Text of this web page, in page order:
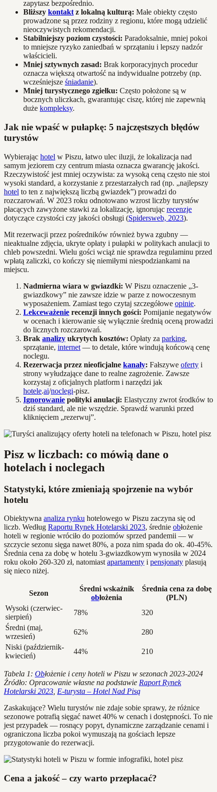
zapytasz bezpośrednio.
Bliższy kontakt z lokalną kulturą: Małe obiekty często
prowadzone są przez rodziny z regionu, które mogą udzielić
nieoczywistych rekomendacji.
Stabilniejszy poziom czystości: Paradoksalnie, mniej pokoi
to mniejsze ryzyko zaniedbań w sprzątaniu i lepszy nadzór
właścicieli.
Mniej sztywnych zasad: Brak korporacyjnych procedur
oznacza większą otwartość na indywidualne potrzeby (np.
wcześniejsze śniadanie).
Mniej turystycznego zgiełku: Często położone są w
bocznych uliczkach, gwarantując ciszę, której nie zapewnią
duże kompleksy.
Jak nie wpaść w pułapkę: 5 najczęstszych błędów
turystów
Wybierając hotel w Piszu, łatwo ulec iluzji, że lokalizacja nad
samym jeziorem czy centrum miasta oznacza gwarancję jakości.
Rzeczywistość jest mniej oczywista: za wysoką ceną często nie stoi
wysoki standard, a korzystanie z przestarzałych rad (np. „najlepszy
hotel to ten z największą liczbą gwiazdek”) prowadzi do
rozczarowań. W 2023 roku odnotowano wzrost liczby turystów
płacących zawyżone stawki za lokalizację, ignorując recenzje
dotyczące czystości czy jakości obsługi (Spidersweb, 2023).
Mit rezerwacji przez pośredników również bywa zgubny —
nieaktualne zdjęcia, ukryte opłaty i pułapki w politykach anulacji to
chleb powszedni. Wielu gości wciąż nie sprawdza regulaminu przed
wpłatą zaliczki, co kończy się niemiłymi niespodziankami na
miejscu.
Nadmierna wiara w gwiazdki: W Piszu oznaczenie „3-
gwiazdkowy” nie zawsze idzie w parze z nowoczesnym
wyposażeniem. Zamiast tego czytaj szczegółowe opinie.
Lekceważenie recenzji innych gości: Pomijanie negatywów
w ocenach i kierowanie się wyłącznie średnią oceną prowadzi
do licznych rozczarowań.
Brak analizy ukrytych kosztów: Opłaty za parking,
sprzątanie, internet — to detale, które windują końcową cenę
noclegu.
Rezerwacja przez nieoficjalne kanały: Fałszywe oferty i
strony wyłudzające dane to realne zagrożenie. Zawsze
korzystaj z oficjalnych platform i narzędzi jak
hotele.ai/noclegi-pisz.
Ignorowanie polityki anulacji: Elastyczny zwrot środków to
dziś standard, ale nie wszędzie. Sprawdź warunki przed
kliknięciem „rezerwuj”.
Pisz w liczbach: co mówią dane o
hotelach i noclegach
Statystyki, które zmieniają spojrzenie na wybór
hotelu
Obiektywna analiza rynku hotelowego w Piszu zaczyna się od
liczb. Według Raportu Rynek Hotelarski 2023, średnie obłożenie
hoteli w regionie wróciło do poziomów sprzed pandemii — w
szczycie sezonu sięga nawet 80%, a poza nim spada do ok. 40-45%.
Średnia cena za dobę w hotelu 3-gwiazdkowym wynosiła w 2024
roku około 260-320 zł, natomiast apartamenty i pensjonaty plasują
się nieco niżej.
Sezon
Średni wskaźnik
obłożenia
Średnia cena za dobę
(PLN)
Wysoki (czerwiec-
sierpień)
78%
320
Średni (maj,
wrzesień)
62%
280
Niski (październik-
kwiecień)
44% 210
Tabela 1: Obłożenie i ceny hoteli w Piszu w sezonach 2023-2024
Źródło: Opracowanie własne na podstawie Raport Rynek
Hotelarski 2023 E-turysta – Hotel Nad Pisą
Zaskakujące? Wielu turystów nie zdaje sobie sprawy, że różnice
sezonowe potrafią sięgać nawet 40% w cenach i dostępności. To nie
jest przypadek — rosnący popyt, dynamiczne zarządzanie cenami i
ograniczona liczba pokoi wymuszają na gościach lepsze
przygotowanie do rezerwacji.
Cena a jakość – czy warto przepłacać?